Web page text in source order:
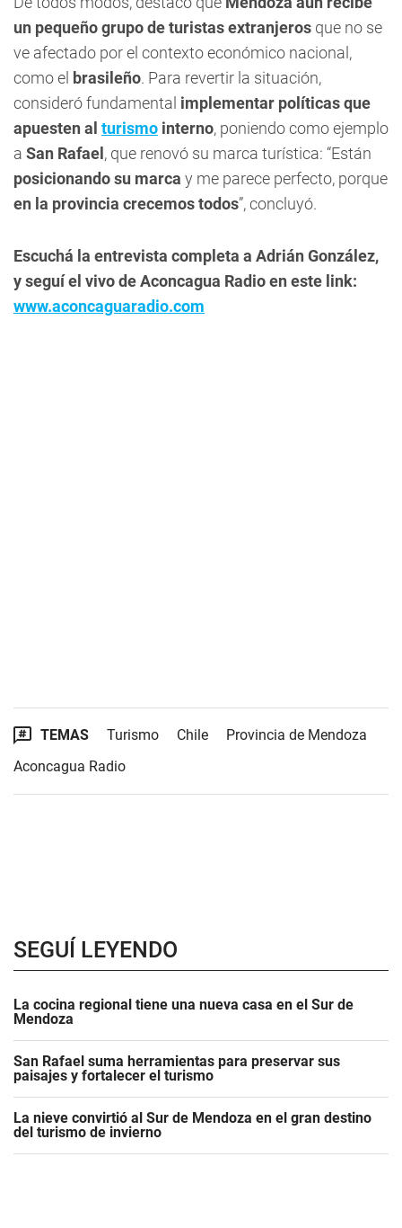
un pequeño grupo de turistas extranjeros que no se
ve afectado por el contexto económico nacional,
como el brasileño. Para revertir la situación,
consideró fundamental implementar políticas que
apuesten al turismo interno, poniendo como ejemplo
a San Rafael , que renovó su marca turística: “Están
posicionando su marca y me parece perfecto, porque
en la provincia crecemos todos”, concluyó.
Escuchá la entrevista completa a Adrián González,
y seguí el vivo de Aconcagua Radio en este link:
www.aconcaguaradio.com
TEMAS Turismo Chile
Provincia de Mendoza
Aconcagua Radio
SEGUÍ LEYENDO
La cocina regional tiene una nueva casa en el Sur de
Mendoza
San Rafael suma herramientas para preservar sus
paisajes y fortalecer el turismo
La nieve convirtió al Sur de Mendoza en el gran destino
del turismo de invierno